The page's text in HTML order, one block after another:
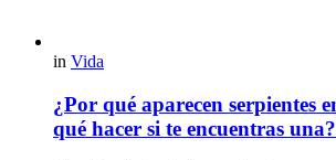
in Vida
¿Por qué aparecen serpientes
qué hacer si te encuentras una?